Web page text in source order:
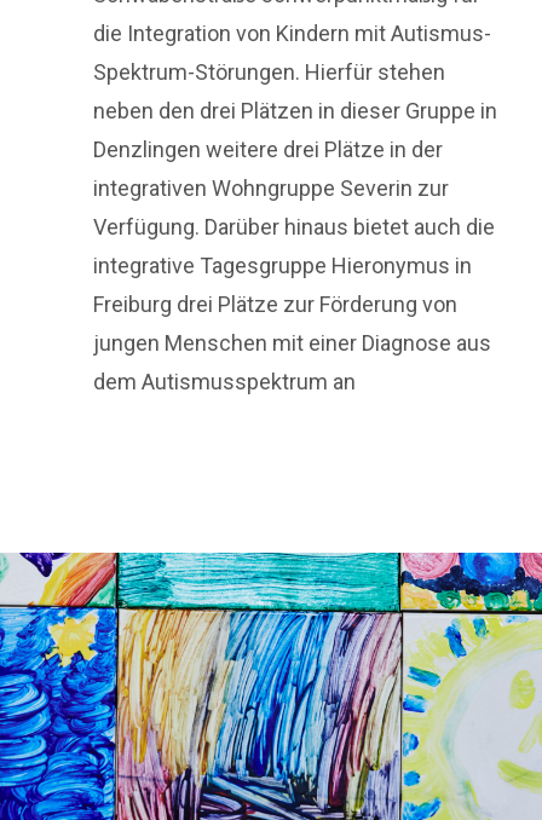
die Integration von Kindern mit Autismus-
Spektrum-Störungen. Hierfür stehen
neben den drei Plätzen in dieser Gruppe in
Denzlingen weitere drei Plätze in der
integrativen Wohngruppe Severin zur
Verfügung. Darüber hinaus bietet auch die
integrative Tagesgruppe Hieronymus in
Freiburg drei Plätze zur Förderung von
jungen Menschen mit einer Diagnose aus
dem Autismusspektrum an